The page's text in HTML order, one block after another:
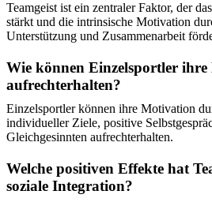
Teamgeist ist ein zentraler Faktor, der
stärkt und die intrinsische Motivation
Unterstützung und Zusammenarbeit
Wie können Einzelsportler
aufrechterhalten?
Einzelsportler können ihre Motivation
individueller Ziele, positive
Gleichgesinnten aufrechterhalten.
Welche positiven Effekte hat
soziale Integration?